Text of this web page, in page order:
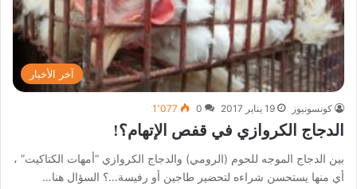
آخر الأخبار
كونسونيوز 19 يناير 2017 0 1٬077
الدجاج الكروازي في قفص الإتهام؟!
بين الدجاج الموجه للحوم (الرومي) والدجاج الكروازي “أمهات الكتاكيت” ،
أي منها يستحسن شراءه لتحضير طاجين أو رفيسة…؟ السؤال هنا…